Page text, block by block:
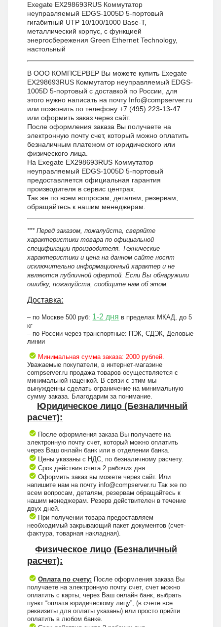
Exegate EX298693RUS Коммутатор
неуправляемый EDGS-1005D 5-портовый
гигабитный UTP 10/100/1000 Base-T,
металлический корпус, с функцией
энергосбережения Green Ethernet Technology,
настольный
В ООО КОМПСЕРВЕР Вы можете купить Exegate
EX298693RUS Коммутатор неуправляемый EDGS-
1005D 5-портовый с доставкой по России, для
этого нужно написать на почту Info@compserver.ru
или позвонить по телефону +7 (495) 223-13-47
или оформить заказ через сайт.
После оформления заказа Вы получаете на
электронную почту счет, который можно оплатить
безналичным платежом от юридического или
физического лица.
На Exegate EX298693RUS Коммутатор
неуправляемый EDGS-1005D 5-портовый
предоставляется официальная гарантия
производителя в сервис центрах.
Так же по всем вопросам, деталям, резервам,
обращайтесь к нашим менеджерам.
*** Перед заказом, пожалуйста, сверяйте
характеристики товара по официальной
спецификации производителя. Технические
характеристики и цена на данном сайте носят
исключительно информационный характер и не
являются публичной офертой. Если Вы обнаружили
ошибку, пожалуйста, сообщите нам об этом.
Доставка:
– по Москве 500 руб: 1-2 дня в пределах МКАД, до 5
кг
– по России через транспортные: ПЭК, СДЭК, Деловые
линии
Минимальная сумма заказа: 2000 рублей.
Уважаемые покупатели, в интернет-магазине
compserver.ru продажа товаров осуществляется с
минимальной наценкой. В связи с этим мы
вынужденны сделать ограничение на минимальную
сумму заказа. Благодарим за понимание.
Юридическое лицо (Безналичный
расчет):
После оформления заказа Вы получаете на
электронную почту счет, который можно оплатить
через Ваш онлайн банк или в отделении банка.
Цены указаны с НДС, по безналичному расчету.
Срок действия счета 2 рабочих дня.
Оформить заказ вы можете через сайт. Или
напишите нам на почту info@compserver.ru Так же по
всем вопросам, деталям, резервам обращайтесь к
нашим менеджерам. Резерв действителен в течение
двух дней.
При получении товара предоставляем
необходимый закрывающий пакет документов (счет-
фактура, товарная накладная).
Физическое лицо (Безналичный
расчет):
Оплата по счету: После оформления заказа Вы
получаете на электронную почту счет, счет можно
оплатить с карты, через Ваш онлайн банк, выбрать
пункт “оплата юридическому лицу”, (в счете все
реквизиты для оплаты указаны) или просто прийти
оплатить в любом банке.